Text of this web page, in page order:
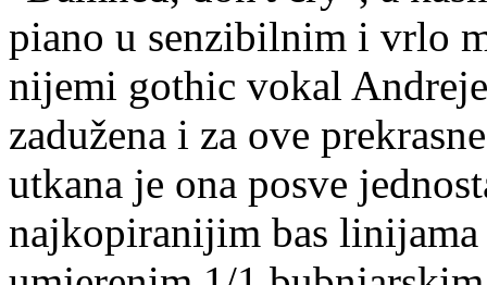
piano u senzibilnim i vrlo
nijemi gothic vokal
zadužena i za ove
utkana je ona posve
najkopiranijim bas